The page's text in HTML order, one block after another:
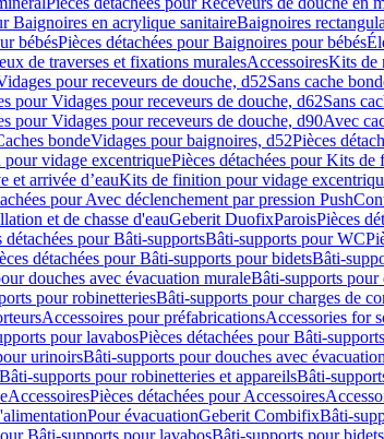
Baignoires en acrylique sanitaireBaignoires
bébésPièces détachées pour Baignoires pour bébés
de traverses et fixations muralesAccessoiresKits de
pour receveurs de douche, d52Sans cache
pour Vidages pour receveurs de douche, d62Sans
pour Vidages pour receveurs de douche, d90Avec
bondeVidages pour baignoires, d52Pièces
vidage excentriquePièces détachées pour Kits
et arrivée d’eauKits de finition pour vidage
pour Avec déclenchement par pression
et de chasse d'eauGeberit DuofixParoisPièces
détachées pour Bâti-supportsBâti-supports pour WC
détachées pour Bâti-supports pour bidetsBâti-
douches avec évacuation muraleBâti-supports pour
pour robinetteriesBâti-supports pour charges de
Accessoires pour préfabricationsAccessories for
pour lavabosPièces détachées pour Bâti-
urinoirsBâti-supports pour douches avec
supports pour robinetteries et appareilsBâti-
AccessoiresPièces détachées pour Accessoires
Pour évacuationGeberit CombifixBâti-
Bâti-supports pour lavabosBâti-supports pour bidets